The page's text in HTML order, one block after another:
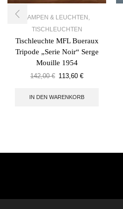
LAMPEN & LEUCHTEN
TISCHLEUCHTEN
Tischleuchte MFL Bueraux
Tripode „Serie Noir“ Serge
Mouille 1954
142,00€ 113,60 €
IN DEN WARENKORB